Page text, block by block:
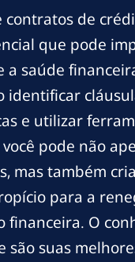
contratos de
que pode
a saúde
identificar
e utilizar
pode não
mas também
para a
financeira. O
são suas